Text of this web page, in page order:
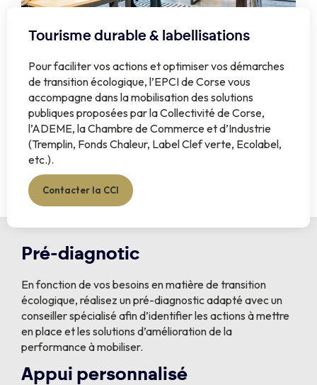
Tourisme durable & labellisations
Pour faciliter vos actions et optimiser vos démarches
de transition écologique, l’EPCI de Corse vous
accompagne dans la mobilisation des solutions
publiques proposées par la Collectivité de Corse,
l’ADEME, la Chambre de Commerce et d’Industrie
(Tremplin, Fonds Chaleur, Label Clef verte, Ecolabel,
etc.).
Contacter la CCI
Pré-diagnotic
En fonction de vos besoins en matière de transition
écologique, réalisez un pré-diagnostic adapté avec un
conseiller spécialisé afin d’identifier les actions à mettre
en place et les solutions d’amélioration de la
performance à mobiliser.
Appui personnalisé